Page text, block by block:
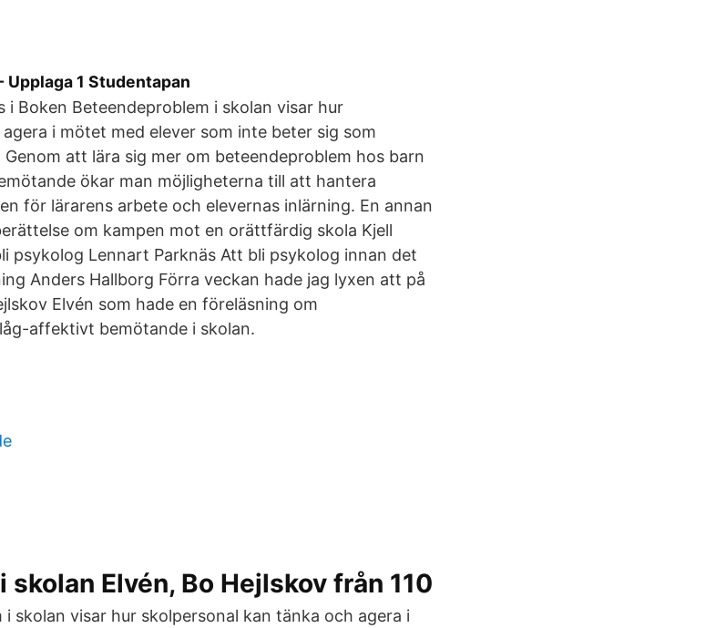
1 Studentapan
i Boken Beteendeproblem i skolan visar hur
i mötet med elever som inte beter sig som
att lära sig mer om beteendeproblem hos barn
ökar man möjligheterna till att hantera
för lärarens arbete och elevernas inlärning. En annan
om kampen mot en orättfärdig skola Kjell
psykolog Lennart Parknäs Att bli psykolog innan det
Anders Hallborg Förra veckan hade jag lyxen att på
Elvén som hade en föreläsning om
affektivt bemötande i skolan.
Elvén, Bo Hejlskov från 110
skolan visar hur skolpersonal kan tänka och agera i